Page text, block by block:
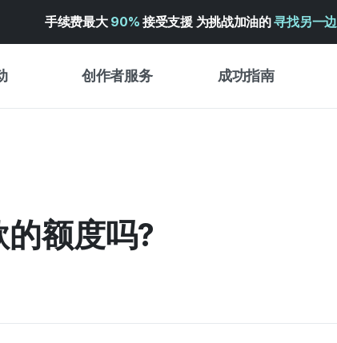
手续费最大 90% 接受支援 为挑战加油的寻找另一边
创作者服务 成功指南
WADIZ 奖励 ↗︎
额度吗?